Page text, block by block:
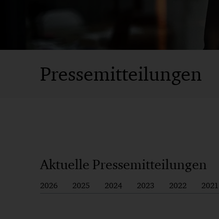
Pressemitteilungen
Aktuelle Pressemitteilungen
2026 2025 2024 2023 2022 2021